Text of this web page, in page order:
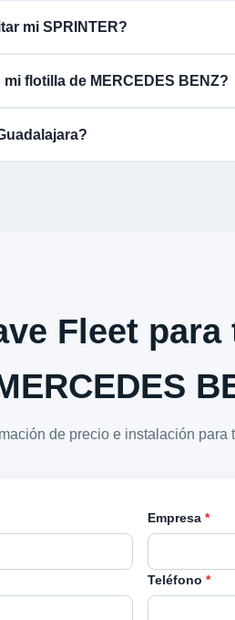
mi SPRINTER?
flotilla de MERCEDES BENZ?
Fleet
de precio e instalación
Empresa *
Teléfono *